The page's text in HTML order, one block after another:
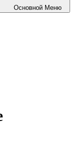
Основной Меню